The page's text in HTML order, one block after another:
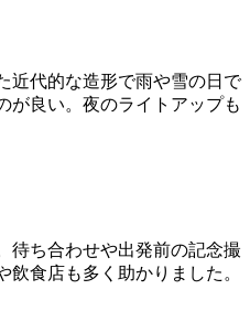
近代的な造形で雨や雪の日で
が良い。夜のライトアップも
待ち合わせや出発前の記念撮
食店も多く助かりました。